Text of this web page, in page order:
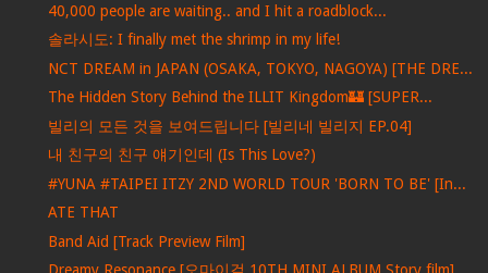
40,000 people are waiting.. and I hit a roadblock...
솔라시도: I finally met the shrimp in my life!
NCT DREAM in JAPAN (OSAKA, TOKYO, NAGOYA) [THE DRE...
The Hidden Story Behind the ILLIT Kingdom🏰 [SUPER...
빌리의 모든 것을 보여드립니다 [빌리네 빌리지 EP.04]
내 친구의 친구 얘기인데 (Is This Love?)
#YUNA #TAIPEI ITZY 2ND WORLD TOUR 'BORN TO BE' [In...
ATE THAT
Band Aid [Track Preview Film]